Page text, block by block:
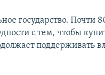
государство. Почти
с тем, чтобы
поддерживать